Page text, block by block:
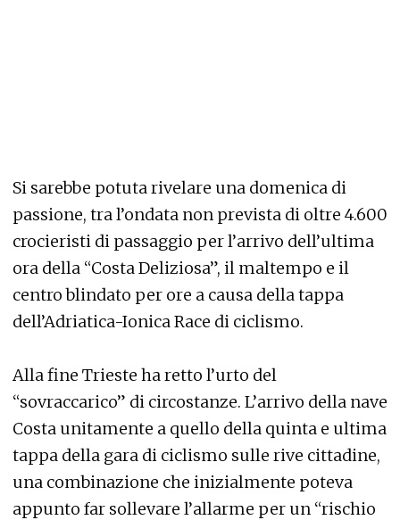
Si sarebbe potuta rivelare una domenica di
passione, tra l’ondata non prevista di oltre 4.600
crocieristi di passaggio per l’arrivo dell’ultima
ora della “Costa Deliziosa”, il maltempo e il
centro blindato per ore a causa della tappa
dell’Adriatica-Ionica Race di ciclismo.
Alla fine Trieste ha retto l’urto del
“sovraccarico” di circostanze. L’arrivo della nave
Costa unitamente a quello della quinta e ultima
tappa della gara di ciclismo sulle rive cittadine,
una combinazione che inizialmente poteva
appunto far sollevare l’allarme per un “rischio